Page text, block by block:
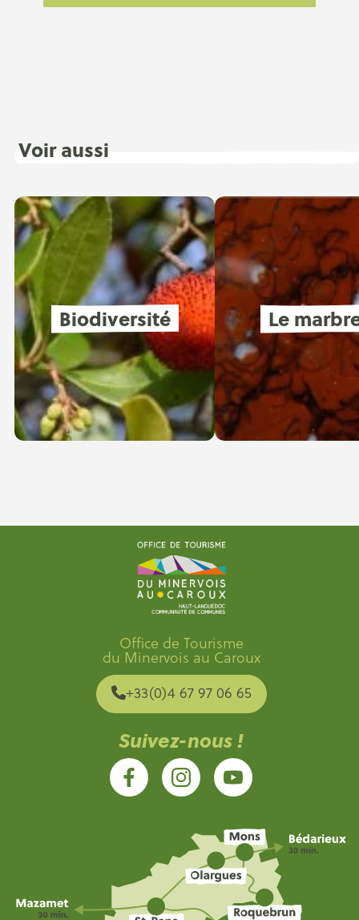
Voir aussi
Biodiversité Le
Office de Tourisme
du Minervois au Caroux
+33(0)4 67 97 06 65
Suivez-nous !